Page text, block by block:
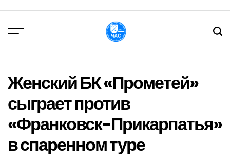
вмісту
Женский БК «Прометей»
сыграет против
«Франковск-Прикарпатья»
в спаренном туре